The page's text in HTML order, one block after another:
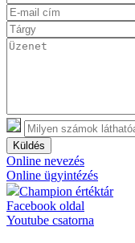
Küldés
Online nevezés
Online ügyintézés
Champion értéktár
Facebook oldal
Youtube csatorna